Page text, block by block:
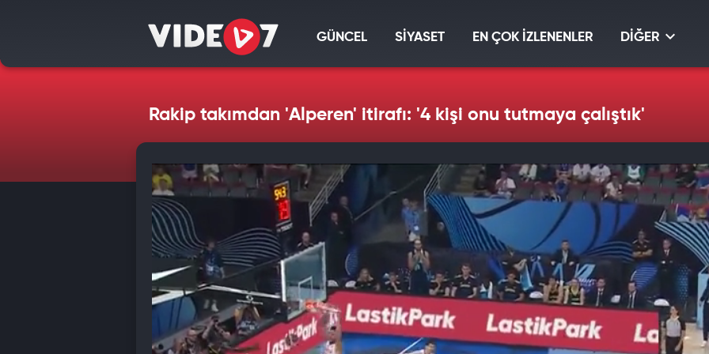
GÜNCEL SİYASET EN ÇOK İZLENENLER DİĞER
Rakip takımdan 'Alperen' itirafı: '4 kişi onu tutmaya çalıştık'